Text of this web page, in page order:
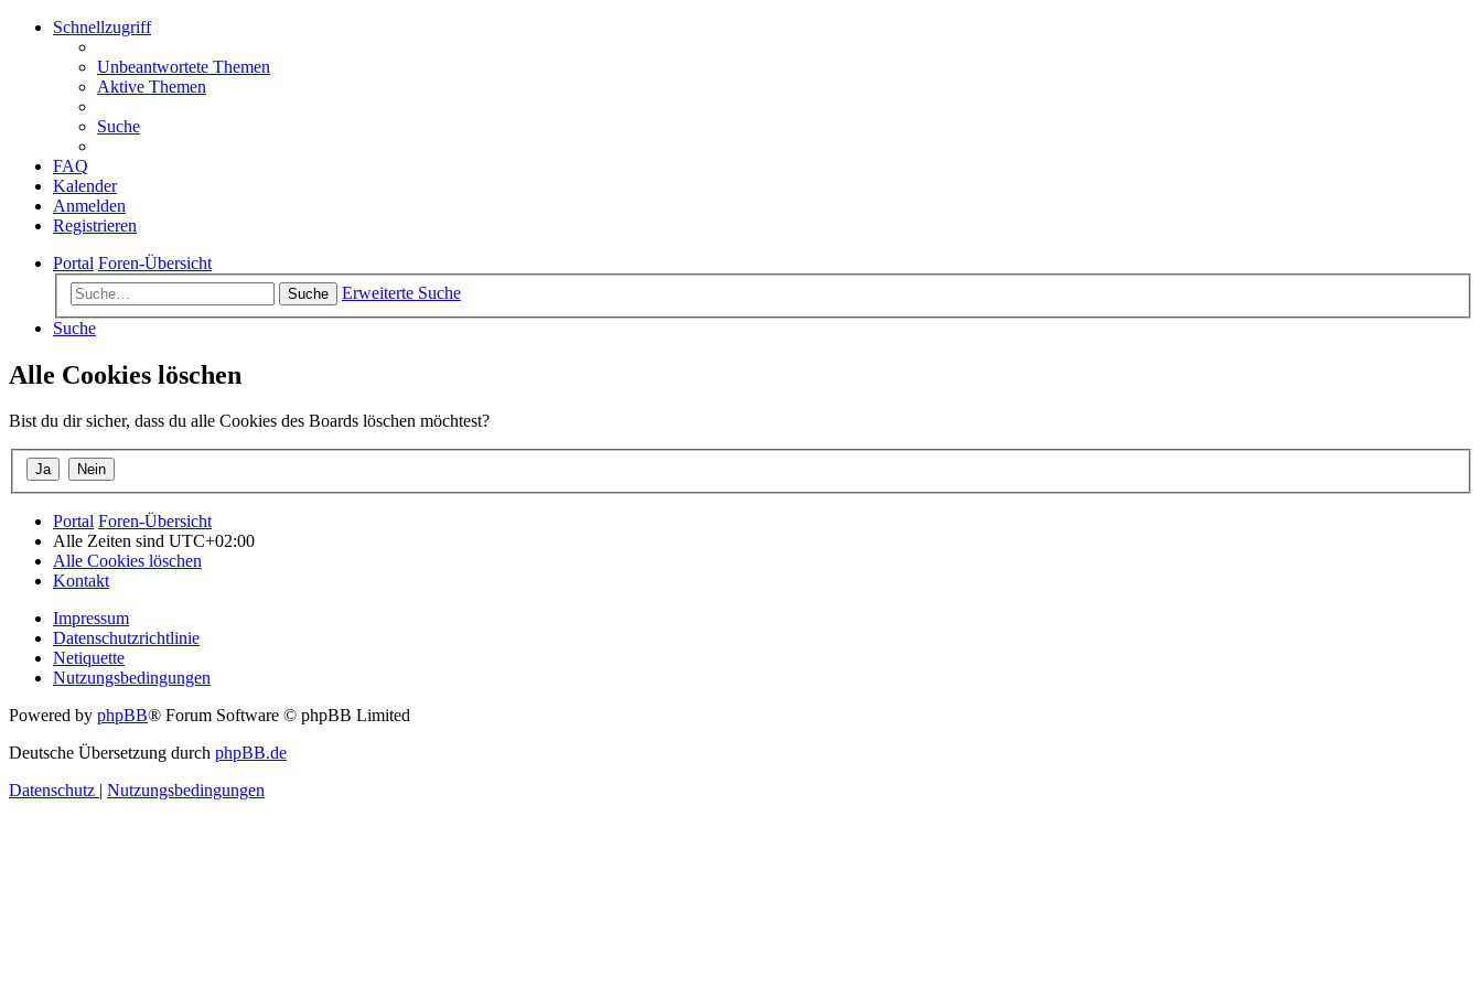
Schnellzugriff
Unbeantwortete Themen
Aktive Themen
Suche
FAQ
Kalender
Anmelden
Registrieren
Portal Foren-Übersicht
Suche
Erweiterte Suche
Suche
Alle Cookies löschen
Bist du dir sicher, dass du alle Cookies des Boards löschen möchtest?
Portal Foren-Übersicht
Alle Zeiten sind UTC+02:00
Alle Cookies löschen
Kontakt
Impressum
Datenschutzrichtlinie
Netiquette
Nutzungsbedingungen
Powered by phpBB® Forum Software © phpBB Limited
Deutsche Übersetzung durch phpBB.de
Datenschutz | Nutzungsbedingungen